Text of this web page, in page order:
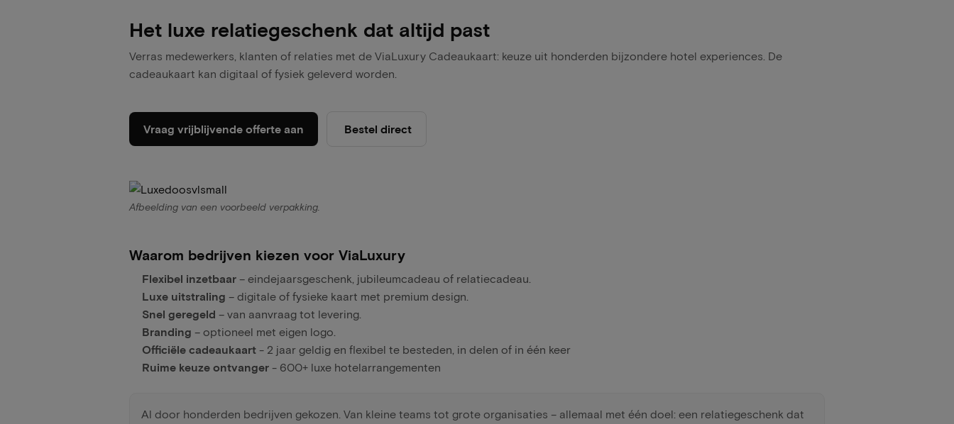
Het luxe relatiegeschenk dat altijd past
Verras medewerkers, klanten of relaties met de ViaLuxury Cadeaukaart: keuze uit honderden bijzondere hotel experiences. De
cadeaukaart kan digitaal of fysiek geleverd worden.
Vraag vrijblijvende offerte aan Bestel direct
Afbeelding van een voorbeeld verpakking.
Waarom bedrijven kiezen voor ViaLuxury
Flexibel inzetbaar – eindejaarsgeschenk, jubileumcadeau of relatiecadeau.
Luxe uitstraling – digitale of fysieke kaart met premium design.
Snel geregeld – van aanvraag tot levering.
Branding – optioneel met eigen logo.
Officiële cadeaukaart - 2 jaar geldig en flexibel te besteden, in delen of in één keer
Ruime keuze ontvanger - 600+ luxe hotelarrangementen
Al door honderden bedrijven gekozen. Van kleine teams tot grote organisaties – allemaal met één doel: een relatiegeschenk dat